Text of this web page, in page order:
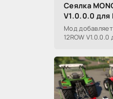
Сеялка
V1.0.0.0 для
Мод добавляет
12ROW